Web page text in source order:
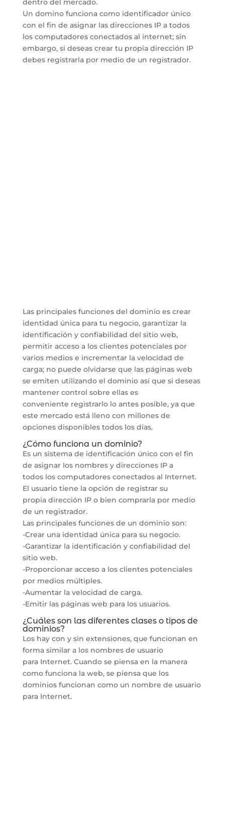
dentro del mercado.
Un domino funciona como identificador único
con el fin de asignar las direcciones IP a todos
los computadores conectados al internet; sin
embargo, si deseas crear tu propia dirección IP
debes registrarla por medio de un registrador.
Las principales funciones del dominio es crear
identidad única para tu negocio, garantizar la
identificación y confiabilidad del sitio web,
permitir acceso a los clientes potenciales por
varios medios e incrementar la velocidad de
carga; no puede olvidarse que las páginas web
se emiten utilizando el dominio así que si deseas
mantener control sobre ellas es
conveniente registrarlo lo antes posible, ya que
este mercado está lleno con millones de
opciones disponibles todos los días.
¿Cómo funciona un dominio?
Es un sistema de identificación único con el fin
de asignar los nombres y direcciones IP a
todos los computadores conectados al Internet.
El usuario tiene la opción de registrar su
propia dirección IP o bien comprarla por medio
de un registrador.
Las principales funciones de un dominio son:
-Crear una identidad única para su negocio.
-Garantizar la identificación y confiabilidad del
sitio web.
-Proporcionar acceso a los clientes potenciales
por medios múltiples.
-Aumentar la velocidad de carga.
-Emitir las páginas web para los usuarios.
¿Cuáles son las diferentes clases o tipos de
dominios?
Los hay con y sin extensiones, que funcionan en
forma similar a los nombres de usuario
para Internet. Cuando se piensa en la manera
como funciona la web, se piensa que los
dominios funcionan como un nombre de usuario
para Internet.